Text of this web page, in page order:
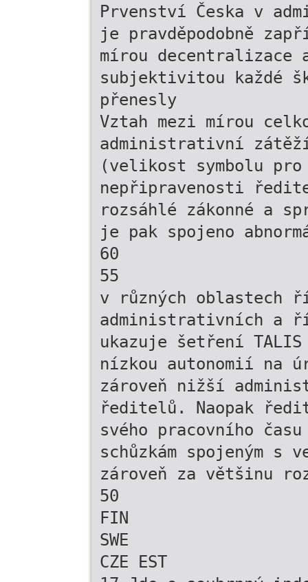
Prvenství Česka v
je pravděpodobně
mírou decentralizace
subjektivitou každé
přenesly
Vztah mezi mírou
administrativní
(velikost symbolu pro
nepřipravenosti
rozsáhlé zákonné a
je pak spojeno
60
55
v různých oblastech
administrativních a
ukazuje šetření
nízkou autonomií na
zároveň nižší
ředitelů. Naopak
svého pracovního
schůzkám spojeným s
zároveň za většinu
50
FIN
SWE
CZE EST